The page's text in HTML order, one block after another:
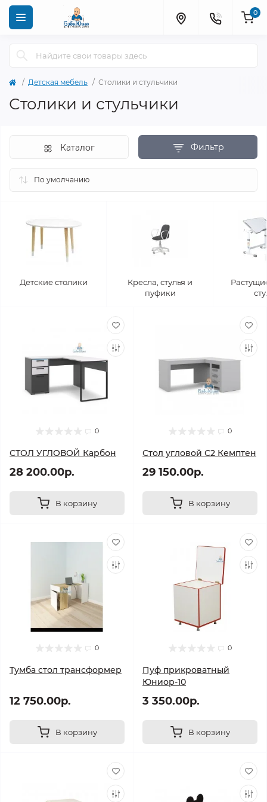
0
Детская мебель Столики и стульчики
Столики и стульчики
Фильтр
Каталог
Детские столики
Кресла, стулья и
пуфики
0
СТОЛ УГЛОВОЙ Карбон
28 200.00р.
В корзину
0
Стол угловой С2 Кемптен
29 150.00р.
В корзину
0
Тумба стол трансформер
12 750.00р.
В корзину
0
Пуф прикроватный
Юниор-10
3 350.00р.
В корзину